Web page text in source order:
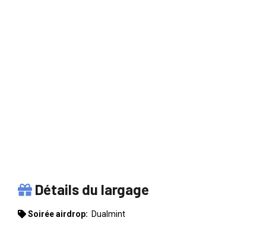
Détails du largage
Soirée airdrop: Dualmint